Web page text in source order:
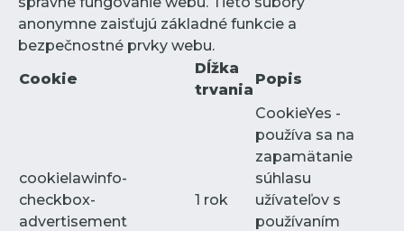
anonymne zaisťujú základné funkcie a
bezpečnostné prvky webu.
Cookie
Dĺžka
trvania
Popis
cookielawinfo-
checkbox-
advertisement
1 rok
CookieYes -
používa sa na
zapamätanie
súhlasu
užívateľov s
používaním